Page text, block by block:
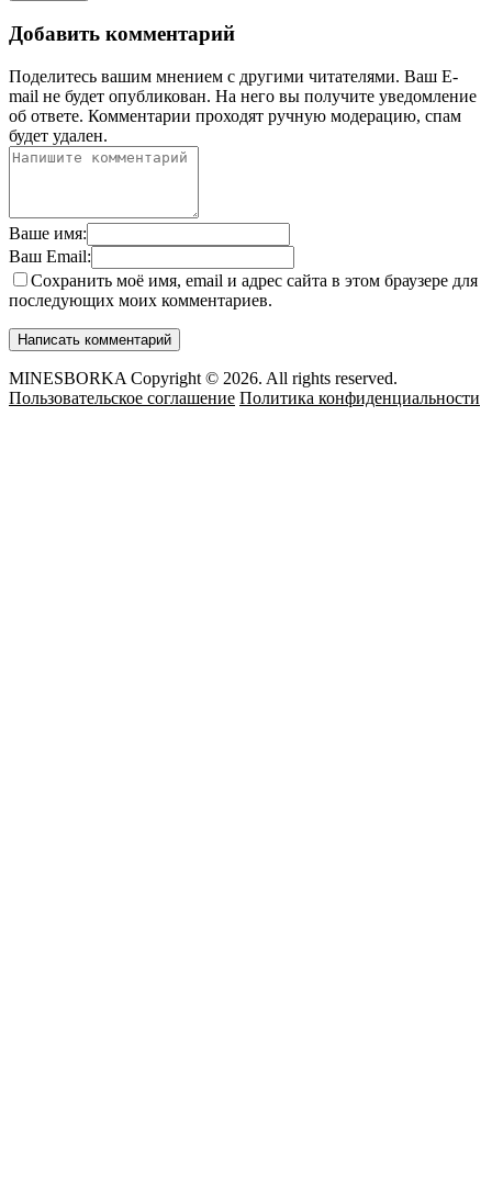
Добавить комментарий
Поделитесь вашим мнением с другими читателями. Ваш E-
mail не будет опубликован. На него вы получите уведомление
об ответе. Комментарии проходят ручную модерацию, спам
будет удален.
Ваше имя:
Ваш Email:
Сохранить моё имя, email и адрес сайта в этом браузере для
последующих моих комментариев.
MINESBORKA Copyright © 2026. All rights reserved.
Пользовательское соглашение Политика конфиденциальности